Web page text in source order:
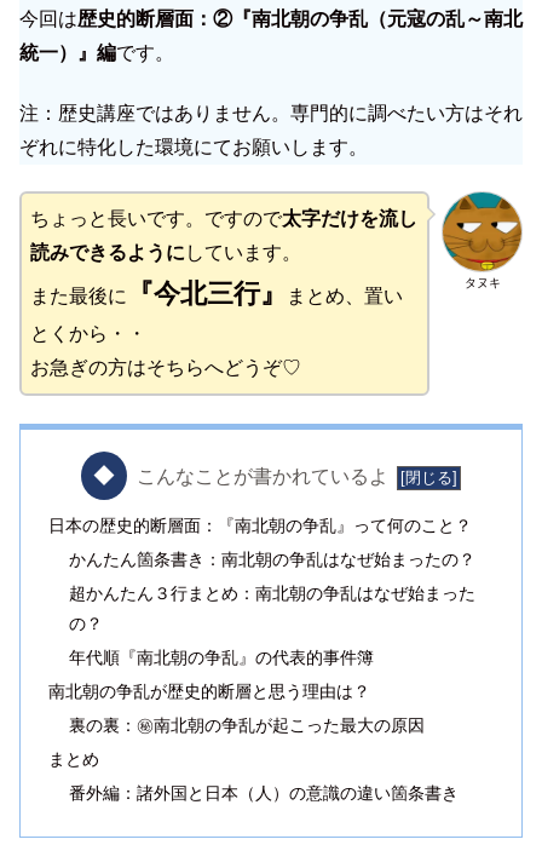
今回は歴史的断層面：②『南北朝の争乱（元寇の乱～南北
統一）』編です。
注：歴史講座ではありません。専門的に調べたい方はそれ
ぞれに特化した環境にてお願いします。
タヌキ
ちょっと長いです。ですので太字だけを流し
読みできるように しています。
また最後に 『今北三行』
まとめ、置い
とくから・・
お急ぎの方はそちらへどうぞ♡
こんなことが書かれているよ
日本の歴史的断層面：『南北朝の争乱』って何のこと？
かんたん箇条書き：南北朝の争乱はなぜ始まったの？
超かんたん３行まとめ：南北朝の争乱はなぜ始まった
の？
年代順『南北朝の争乱』の代表的事件簿
南北朝の争乱が歴史的断層と思う理由は？
裏の裏：㊙南北朝の争乱が起こった最大の原因
まとめ
番外編：諸外国と日本（人）の意識の違い箇条書き